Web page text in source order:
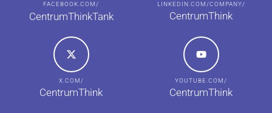
FACEBOOK.COM/
CentrumThinkTank
LINKEDIN.COM/COMPANY/
CentrumThink
X.COM/
CentrumThink
YOUTUBE.COM/
CentrumThink